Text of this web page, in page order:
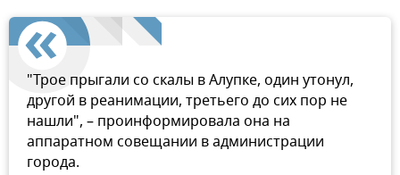
"Трое прыгали со скалы в Алупке, один утонул,
другой в реанимации, третьего до сих пор не
нашли", – проинформировала она на
аппаратном совещании в администрации
города.